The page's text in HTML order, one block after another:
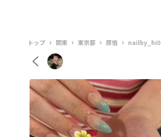
トップ › 関東 › 東京都 › 原宿 › nailby_hi0